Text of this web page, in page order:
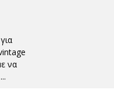
να
...